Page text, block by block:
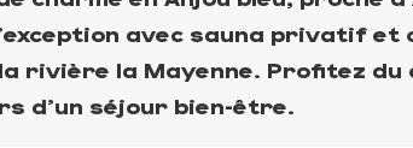
avec sauna privatif et
rivière la Mayenne. Profitez du
d'un séjour bien-être.